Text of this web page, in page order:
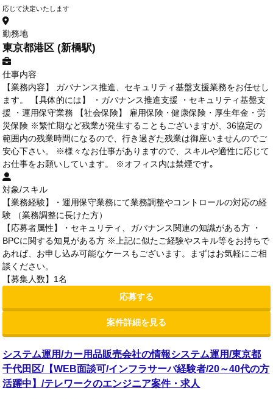
応じて決定いたします
勤務地
東京都港区 (新橋駅)
仕事内容
【業務内容】 ガバナンス推進、セキュリティ基盤支援業務をお任せし
ます。 【具体的には】 ・ガバナンス推進支援 ・セキュリティ基盤支
援 ・運用保守業務 【社会保険】 雇用保険・健康保険・厚生年金・労
災保険 ※繁忙期など残業が発生することもございますが、36協定の
範囲内の残業時間になるので、行き過ぎた残業は御座いませんのでご
安心下さい。 ※様々なお仕事がありますので、スキルや適性に応じて
お仕事をお願いしています。 ※オフィス内は禁煙です｡
対象/スキル
【業務経験】・運用保守業務にて業務調整やコントロールの対応の経
験 （業務調整に長けた方）
【応募者属性】・セキュリティ、ガバナンス関連の知識がある方 ・
BPCに関する知見がある方 ※上記に似たご経験やスキル等をお持ちで
あれば、お申し込み可能なケースもございます。まずはお気軽にご相
談ください。
【募集人数】1名
応募する
案件詳細を見る
システム運用/カー用品販売会社の情報システム運用/東京都
千代田区/【WEB面談可/インフラサーバ経験者/20～40代の方
活躍中】/テレワークのエンジニア案件・求人